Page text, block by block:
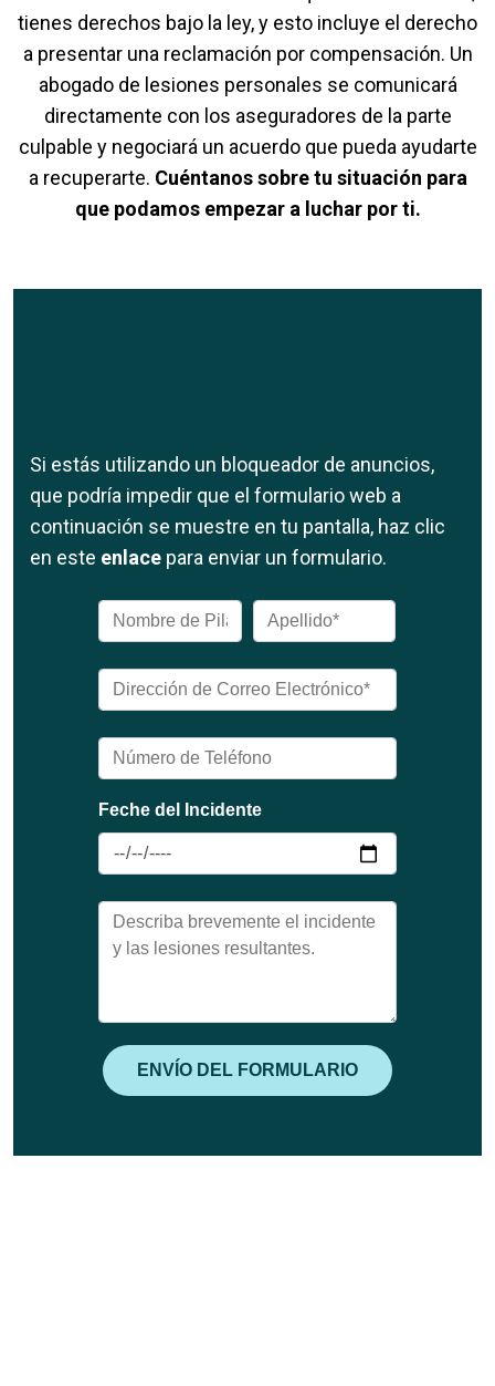
tienes derechos bajo la ley, y esto incluye el derecho
a presentar una reclamación por compensación. Un
abogado de lesiones personales se comunicará
directamente con los aseguradores de la parte
culpable y negociará un acuerdo que pueda ayudarte
a recuperarte. Cuéntanos sobre tu situación para
que podamos empezar a luchar por ti.
Si estás utilizando un bloqueador de anuncios,
que podría impedir que el formulario web a
continuación se muestre en tu pantalla, haz clic
en este enlace para enviar un formulario.